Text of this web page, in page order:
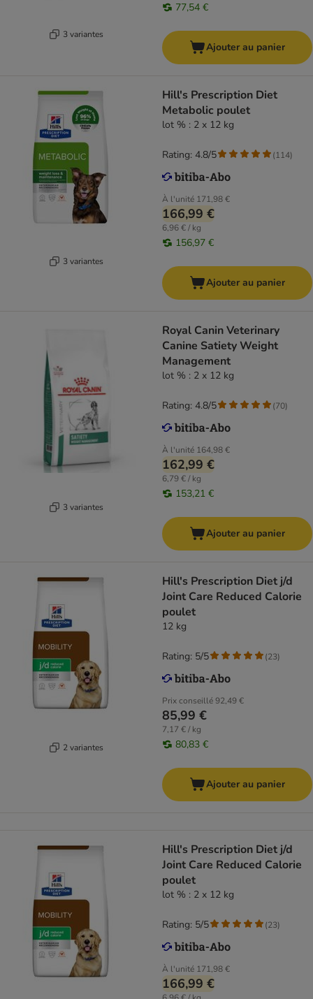
3 variantes
77,54 €
Ajouter au panier
3 variantes
Hill's Prescription Diet
Metabolic poulet
lot % : 2 x 12 kg
À l'unité 171,98 €
166,99 €
6,96 € / kg
156,97 €
Rating: 4.8/5 (114)
Ajouter au panier
3 variantes
Royal Canin Veterinary
Canine Satiety Weight
Management
lot % : 2 x 12 kg
À l'unité 164,98 €
162,99 €
6,79 € / kg
153,21 €
Rating: 4.8/5 (70)
Ajouter au panier
2 variantes
Hill's Prescription Diet j/d
Joint Care Reduced Calorie
poulet
12 kg
Prix conseillé92,49 €
85,99 €
7,17 € / kg
80,83 €
Rating: 5/5 (23)
Ajouter au panier
Hill's Prescription Diet j/d
Joint Care Reduced Calorie
poulet
lot % : 2 x 12 kg
À l'unité 171,98 €
166,99 €
Rating: 5/5 (23)